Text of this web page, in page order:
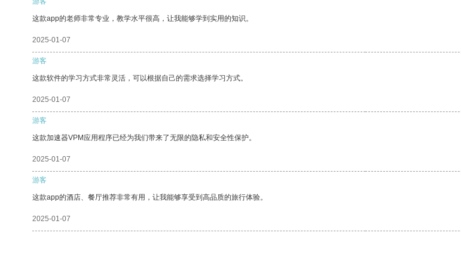
这款app的老师非常专业，教学水平很高，让我能够学到实用的知识。
2025-01-07
游客
这款软件的学习方式非常灵活，可以根据自己的需求选择学习方式。
2025-01-07
游客
这款加速器VPM应用程序已经为我们带来了无限的隐私和安全性保护。
2025-01-07
游客
这款app的酒店、餐厅推荐非常有用，让我能够享受到高品质的旅行体验。
2025-01-07